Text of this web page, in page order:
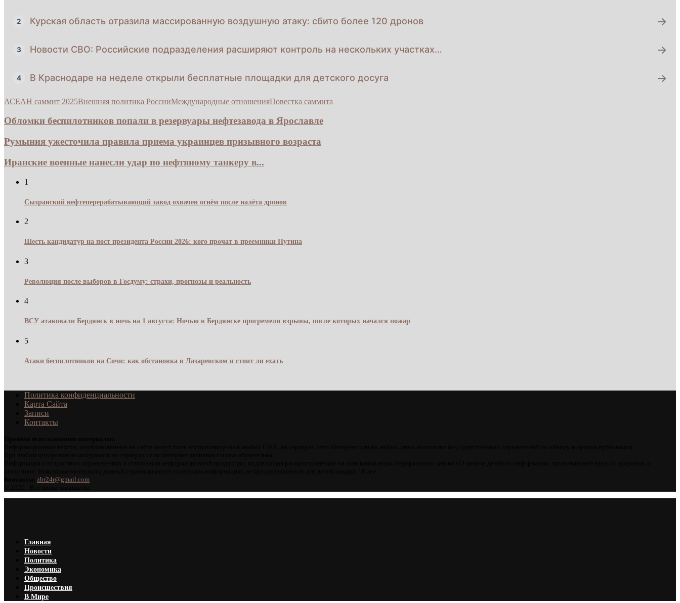
2 Курская область отразила массированную воздушную атаку: сбито более 120 дронов →
3 Новости СВО: Российские подразделения расширяют контроль на нескольких участках… →
4 В Краснодаре на неделе открыли бесплатные площадки для детского досуга →
АСЕАН саммит 2025Внешняя политика РоссииМеждународные отношенияПовестка саммита
Обломки беспилотников попали в резервуары нефтезавода в Ярославле
Румыния ужесточила правила приема украинцев призывного возраста
Иранские военные нанесли удар по нефтяному танкеру в...
1
Сызранский нефтеперерабатывающий завод охвачен огнём после налёта дронов
2
Шесть кандидатур на пост президента России 2026: кого прочат в преемники Путина
3
Революция после выборов в Госдуму: страхи, прогнозы и реальность
4
ВСУ атаковали Бердянск в ночь на 1 августа: Ночью в Бердянске прогремели взрывы, после которых начался пожар
5
Атаки беспилотников на Сочи: как обстановка в Лазаревском и стоит ли ехать
Политика конфиденциальности
Карта Сайта
Записи
Контакты
zbr24r@gmail.com
Главная
Новости
Политика
Экономика
Общество
Происшествия
В Мире